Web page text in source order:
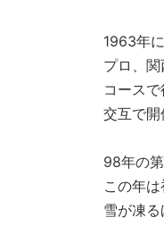
1963年
プロ、
コース
交互で開
98年の
この年
雪が凍